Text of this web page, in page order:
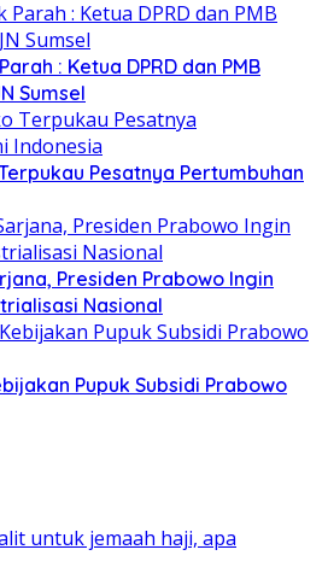
: Ketua DPRD dan PMB
Sumsel
Pesatnya Pertumbuhan
Presiden Prabowo Ingin
Nasional
Pupuk Subsidi Prabowo